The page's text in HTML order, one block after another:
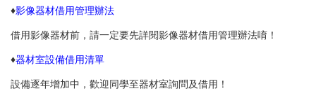
♦影像器材借用管理辦法
借用影像器材前，請一定要先詳閱影像器材借用管理辦法唷！
♦器材室設備借用清單
設備逐年增加中，歡迎同學至器材室詢問及借用！